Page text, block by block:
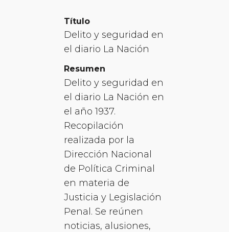
Título
Delito y seguridad en
el diario La Nación
Resumen
Delito y seguridad en
el diario La Nación en
el año 1937.
Recopilación
realizada por la
Dirección Nacional
de Política Criminal
en materia de
Justicia y Legislación
Penal. Se reúnen
noticias, alusiones,